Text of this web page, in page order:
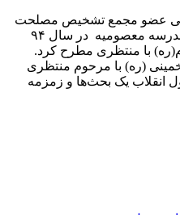
عضو مجمع تشخیص مصلحت
نظام در سخنرانی در جمع طلاب مدرسه معصومیه در سال ۹۴
با منتظری مطرح کرد.
(ره) با مرحوم منتظری
انقلاب یک بحث‌ها و زمزمه‌